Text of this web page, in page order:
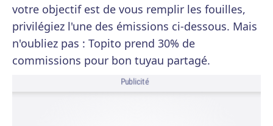
votre objectif est de vous remplir les fouilles,
privilégiez l'une des émissions ci-dessous. Mais
n'oubliez pas : Topito prend 30% de
commissions pour bon tuyau partagé.
Publicité